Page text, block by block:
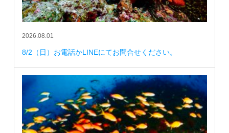
2026.08.01
8/2（日）お電話かLINEにてお問合せください。